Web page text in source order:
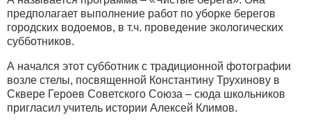
предполагает выполнение работ по уборке берегов
городских водоемов, в т.ч. проведение экологических
субботников.
А начался этот субботник с традиционной фотографии
возле стелы, посвященной Константину Трухинову в
Сквере Героев Советского Союза – сюда школьников
пригласил учитель истории Алексей Климов.